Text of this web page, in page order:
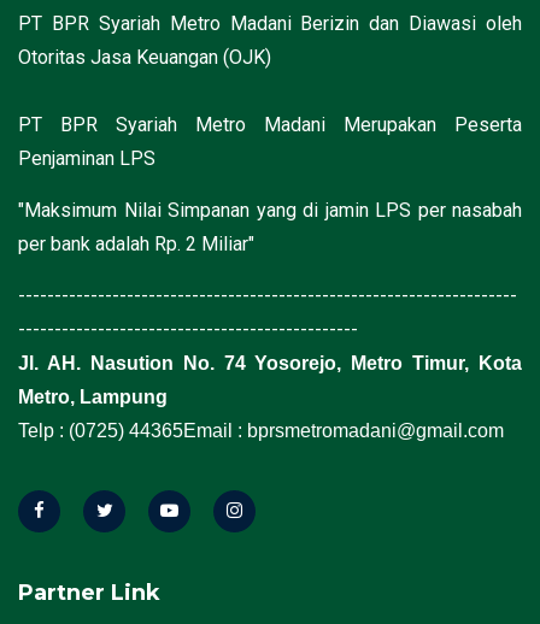
PT BPR Syariah Metro Madani Berizin dan Diawasi oleh
Otoritas Jasa Keuangan (OJK)
PT BPR Syariah Metro Madani Merupakan Peserta
Penjaminan LPS
"Maksimum Nilai Simpanan yang di jamin LPS per nasabah
per bank adalah Rp. 2 Miliar"
---------------------------------------------------------------------
-----------------------------------------------
Jl. AH. Nasution No. 74 Yosorejo, Metro Timur, Kota
Metro, Lampung
Telp : (0725) 44365Email : bprsmetromadani@gmail.com
Partner Link